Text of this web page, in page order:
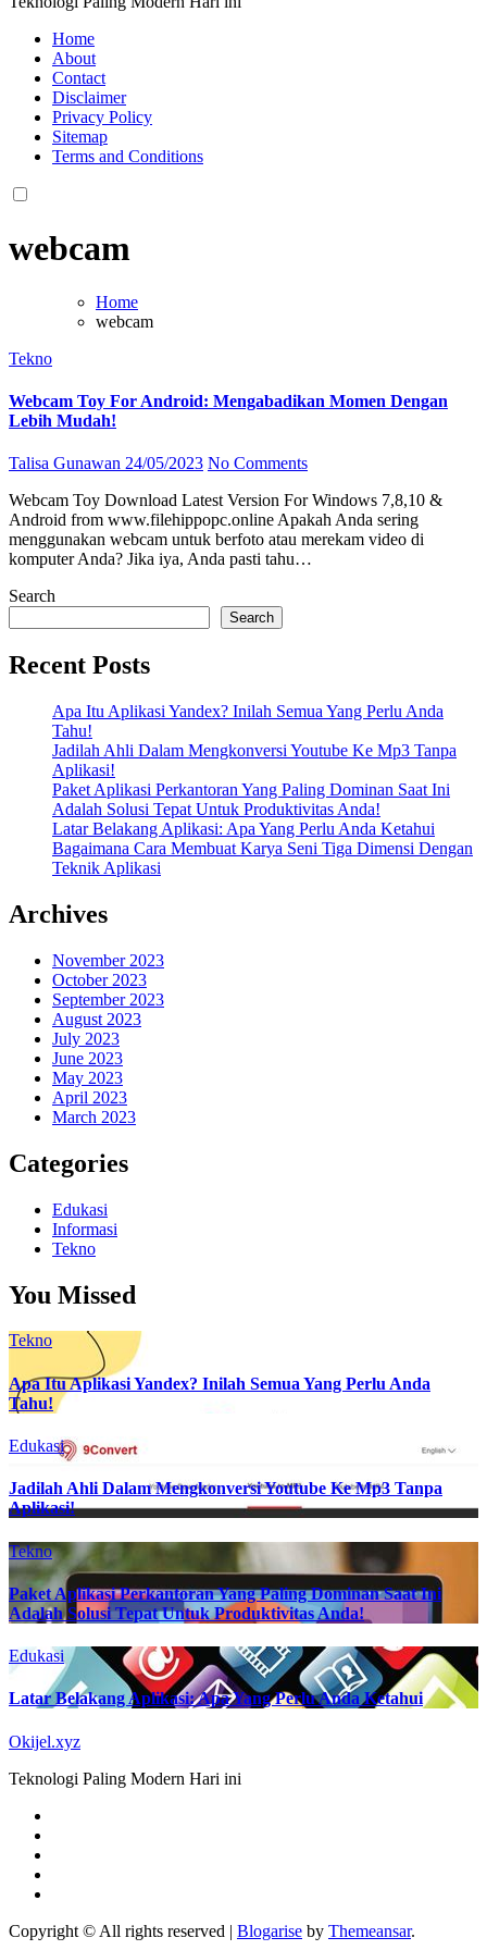
Home
About
Contact
Disclaimer
Privacy Policy
Sitemap
Terms and Conditions
webcam
Home
webcam
Tekno
Webcam Toy For Android: Mengabadikan Momen Dengan
Lebih Mudah!
Talisa Gunawan 24/05/2023 No Comments
Webcam Toy Download Latest Version For Windows 7,8,10 &
Android from www.filehippopc.online Apakah Anda sering
menggunakan webcam untuk berfoto atau merekam video di
komputer Anda? Jika iya, Anda pasti tahu…
Search
Search
Recent Posts
Apa Itu Aplikasi Yandex? Inilah Semua Yang Perlu Anda
Tahu!
Jadilah Ahli Dalam Mengkonversi Youtube Ke Mp3 Tanpa
Aplikasi!
Paket Aplikasi Perkantoran Yang Paling Dominan Saat Ini
Adalah Solusi Tepat Untuk Produktivitas Anda!
Latar Belakang Aplikasi: Apa Yang Perlu Anda Ketahui
Bagaimana Cara Membuat Karya Seni Tiga Dimensi Dengan
Teknik Aplikasi
Archives
November 2023
October 2023
September 2023
August 2023
July 2023
June 2023
May 2023
April 2023
March 2023
Categories
Edukasi
Informasi
Tekno
You Missed
Tekno
Apa Itu Aplikasi Yandex? Inilah Semua Yang Perlu Anda
Tahu!
Edukasi
Jadilah Ahli Dalam Mengkonversi Youtube Ke Mp3 Tanpa
Aplikasi!
Tekno
Paket Aplikasi Perkantoran Yang Paling Dominan Saat Ini
Adalah Solusi Tepat Untuk Produktivitas Anda!
Edukasi
Latar Belakang Aplikasi: Apa Yang Perlu Anda Ketahui
Okijel.xyz
Teknologi Paling Modern Hari ini
Copyright © All rights reserved | Blogarise by Themeansar.